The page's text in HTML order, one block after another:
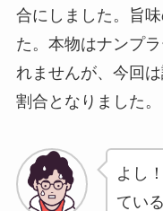
合にしました。旨
た。本物はナンプ
れませんが、今回
割合となりました。
よし
てい